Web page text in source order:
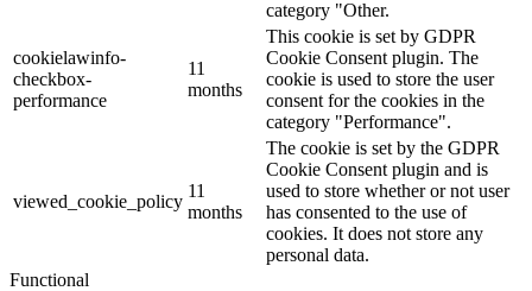
category "Other.
cookielawinfo-
checkbox-
performance
11
months
This cookie is set by GDPR
Cookie Consent plugin. The
cookie is used to store the user
consent for the cookies in the
category "Performance".
viewed_cookie_policy
11
months
The cookie is set by the GDPR
Cookie Consent plugin and is
used to store whether or not user
has consented to the use of
cookies. It does not store any
personal data.
Functional